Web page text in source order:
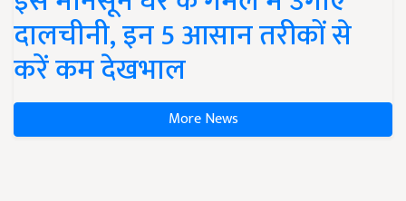
दालचीनी, इन 5 आसान तरीकों से
करें कम देखभाल
More News